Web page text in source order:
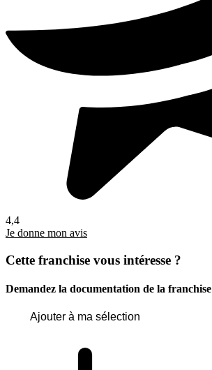
4,4
Je donne mon avis
Cette franchise vous intéresse ?
Demandez la documentation de la franchise
Ajouter à ma sélection